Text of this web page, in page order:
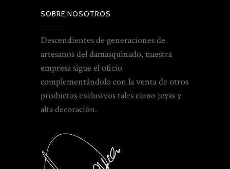
SOBRE NOSOTROS
Descendientes de generaciones de
artesanos del damasquinado, nuestra
empresa sigue el oficio
complementándolo con la venta de otros
productos exclusivos tales como joyas y
alta decoración.